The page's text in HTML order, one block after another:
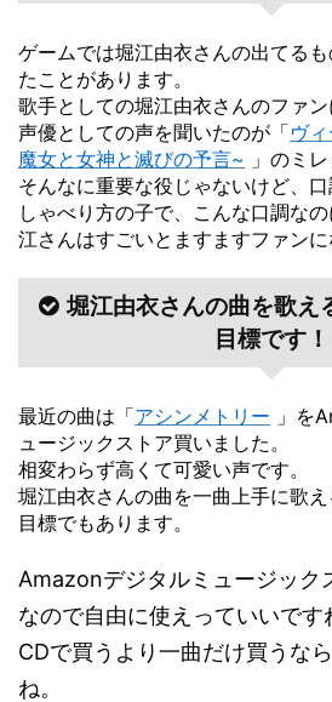
ゲームでは堀江由衣さんの出てる
たことがあります。
歌手としての堀江由衣さんのファ
声優としての声を聞いたのが「ヴ
魔女と女神と滅びの予言~ 」のミ
そんなに重要な役じゃないけど、
しゃべり方の子で、こんな口調な
江さんはすごいとますますファンに
堀江由衣さんの曲を歌え
目標です！
最近の曲は「アシンメトリー 」を
ュージックストア買いました。
相変わらず高くて可愛い声です。
堀江由衣さんの曲を一曲上手に歌
目標でもあります。
Amazonデジタルミュージック
なので自由に使えっていいです
CDで買うより一曲だけ買うな
ね。